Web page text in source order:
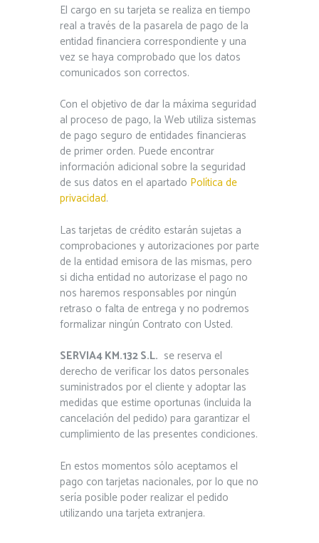
El cargo en su tarjeta se realiza en tiempo
real a través de la pasarela de pago de la
entidad financiera correspondiente y una
vez se haya comprobado que los datos
comunicados son correctos.
Con el objetivo de dar la máxima seguridad
al proceso de pago, la Web utiliza sistemas
de pago seguro de entidades financieras
de primer orden. Puede encontrar
información adicional sobre la seguridad
de sus datos en el apartado Política de
privacidad.
Las tarjetas de crédito estarán sujetas a
comprobaciones y autorizaciones por parte
de la entidad emisora de las mismas, pero
si dicha entidad no autorizase el pago no
nos haremos responsables por ningún
retraso o falta de entrega y no podremos
formalizar ningún Contrato con Usted.
SERVIA4 KM.132 S.L. se reserva el
derecho de verificar los datos personales
suministrados por el cliente y adoptar las
medidas que estime oportunas (incluida la
cancelación del pedido) para garantizar el
cumplimiento de las presentes condiciones.
En estos momentos sólo aceptamos el
pago con tarjetas nacionales, por lo que no
sería posible poder realizar el pedido
utilizando una tarjeta extranjera.